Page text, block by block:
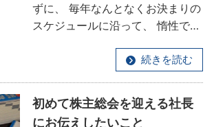
ずに、 毎年なんとなくお決まりの
スケジュールに沿って、 惰性で…
続きを読む
初めて株主総会を迎える社長
にお伝えしたいこと